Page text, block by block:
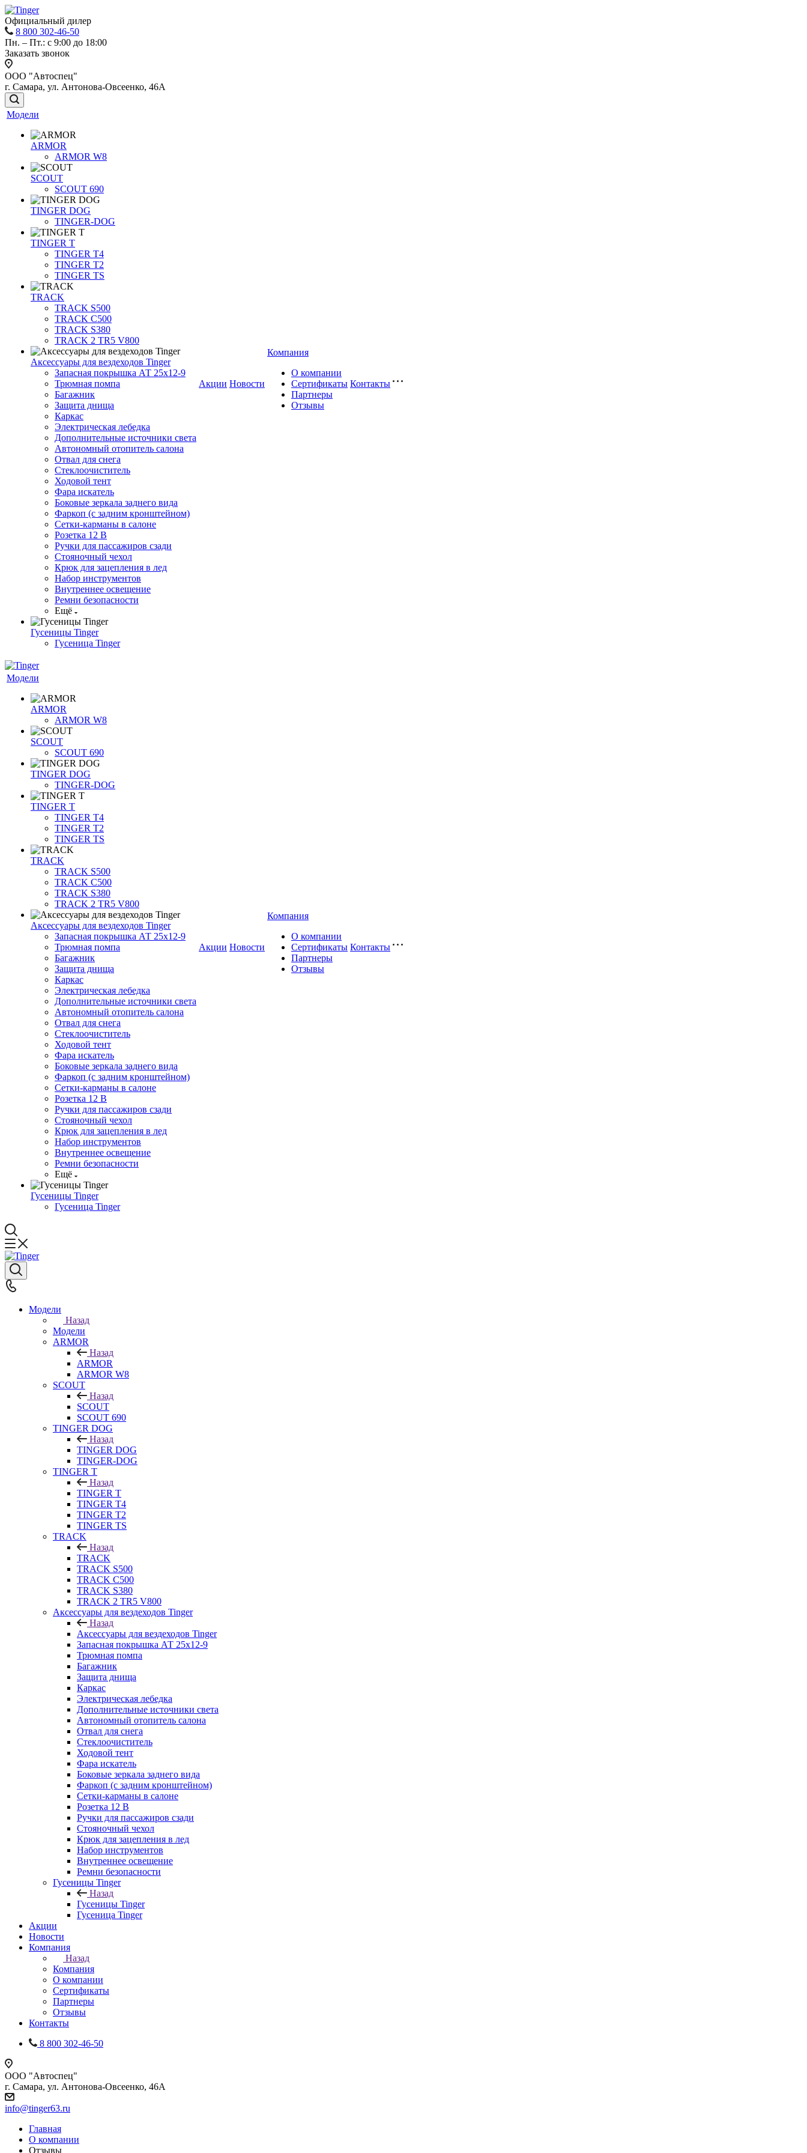
Официальный дилер
8 800 302-46-50
Пн. – Пт.: с 9:00 до 18:00
Заказать звонок
ООО "Автоспец"
г. Самара, ул. Антонова-Овсеенко, 46А
Модели
ARMOR
ARMOR W8
SCOUT
SCOUT 690
TINGER DOG
TINGER-DOG
TINGER T
TINGER T4
TINGER T2
TINGER TS
TRACK
TRACK S500
TRACK C500
TRACK S380
TRACK 2 TR5 V800
Аксессуары для вездеходов Tinger
Запасная покрышка АТ 25х12-9
Трюмная помпа
Багажник
Защита днища
Каркас
Электрическая лебедка
Дополнительные источники света
Автономный отопитель салона
Отвал для снега
Стеклоочиститель
Ходовой тент
Фара искатель
Боковые зеркала заднего вида
Фаркоп (с задним кронштейном)
Сетки-карманы в салоне
Розетка 12 В
Ручки для пассажиров сзади
Стояночный чехол
Крюк для зацепления в лед
Набор инструментов
Внутреннее освещение
Ремни безопасности
Ещё
Гусеницы Tinger
Гусеница Tinger
Акции Новости
Компания
О компании
Сертификаты
Партнеры
Отзывы
Контакты
Модели
ARMOR
ARMOR W8
SCOUT
SCOUT 690
TINGER DOG
TINGER-DOG
TINGER T
TINGER T4
TINGER T2
TINGER TS
TRACK
TRACK S500
TRACK C500
TRACK S380
TRACK 2 TR5 V800
Аксессуары для вездеходов Tinger
Запасная покрышка АТ 25х12-9
Трюмная помпа
Багажник
Защита днища
Каркас
Электрическая лебедка
Дополнительные источники света
Автономный отопитель салона
Отвал для снега
Стеклоочиститель
Ходовой тент
Фара искатель
Боковые зеркала заднего вида
Фаркоп (с задним кронштейном)
Сетки-карманы в салоне
Розетка 12 В
Ручки для пассажиров сзади
Стояночный чехол
Крюк для зацепления в лед
Набор инструментов
Внутреннее освещение
Ремни безопасности
Ещё
Гусеницы Tinger
Гусеница Tinger
Акции Новости
Компания
О компании
Сертификаты
Партнеры
Отзывы
Контакты
Модели
Назад
Модели
ARMOR
Назад
ARMOR
ARMOR W8
SCOUT
Назад
SCOUT
SCOUT 690
TINGER DOG
Назад
TINGER DOG
TINGER-DOG
TINGER T
Назад
TINGER T
TINGER T4
TINGER T2
TINGER TS
TRACK
Назад
TRACK
TRACK S500
TRACK C500
TRACK S380
TRACK 2 TR5 V800
Аксессуары для вездеходов Tinger
Назад
Аксессуары для вездеходов Tinger
Запасная покрышка АТ 25х12-9
Трюмная помпа
Багажник
Защита днища
Каркас
Электрическая лебедка
Дополнительные источники света
Автономный отопитель салона
Отвал для снега
Стеклоочиститель
Ходовой тент
Фара искатель
Боковые зеркала заднего вида
Фаркоп (с задним кронштейном)
Сетки-карманы в салоне
Розетка 12 В
Ручки для пассажиров сзади
Стояночный чехол
Крюк для зацепления в лед
Набор инструментов
Внутреннее освещение
Ремни безопасности
Гусеницы Tinger
Назад
Гусеницы Tinger
Гусеница Tinger
Акции
Новости
Компания
Назад
Компания
О компании
Сертификаты
Партнеры
Отзывы
Контакты
8 800 302-46-50
ООО "Автоспец"
г. Самара, ул. Антонова-Овсеенко, 46А
info@tinger63.ru
Главная
О компании
Отзывы